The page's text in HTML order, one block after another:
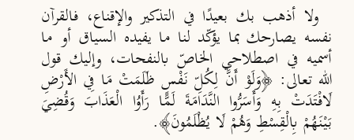
ولا أذهب بك بعيدًا في التذكير والإقناع، فالقرآن
نفسه يصارحك بما يؤكّد لنا ما يفيده السياق أو ما
أسميه في اصطلاحي الخاصّ بالنفحات، وإليك قول
الله تعالى: ﴿وَلَوْ أَنَّ لِكُلِّ نَفْسٍ ظَلَمَتْ مَا فِي الأَرْضِ
لَافْتَدَتْ بِهِ وَأَسَرُّوا النَّدَامَةَ لَمَّا رَأَوُا الْعَذَابَ وَقُضِيَ
بَيْنَهُمْ بِالْقِسْطِ وَهُمْ لَا يُظْلَمُونَ﴾.